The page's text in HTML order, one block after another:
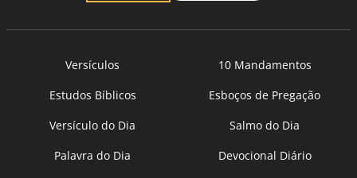
Versículos
10 Mandamentos
Estudos Bíblicos
Esboços de Pregação
Versículo do Dia
Salmo do Dia
Palavra do Dia
Devocional Diário